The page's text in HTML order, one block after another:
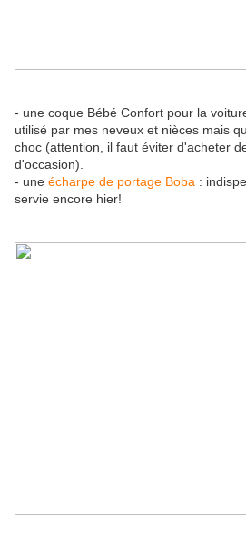
- une coque Bébé Confort pour la
utilisé par mes neveux et nièces mais
choc (attention, il faut éviter d'acheter
d'occasion).
- une écharpe de portage Boba :
servie encore hier!